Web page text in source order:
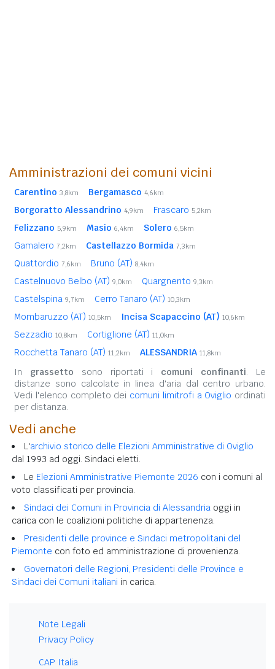
Amministrazioni dei comuni vicini
Carentino 3,8km Bergamasco 4,6km
Borgoratto Alessandrino 4,9km Frascaro 5,2km
Felizzano 5,9km Masio 6,4km Solero 6,5km
Gamalero 7,2km Castellazzo Bormida 7,3km
Quattordio 7,6km Bruno (AT) 8,4km
Castelnuovo Belbo (AT) 9,0km Quargnento 9,3km
Castelspina 9,7km Cerro Tanaro (AT) 10,3km
Mombaruzzo (AT) 10,5km Incisa Scapaccino (AT) 10,6km
Sezzadio 10,8km Cortiglione (AT) 11,0km
Rocchetta Tanaro (AT) 11,2km ALESSANDRIA 11,8km
In grassetto sono riportati i comuni confinanti. Le
distanze sono calcolate in linea d'aria dal centro urbano.
Vedi l'elenco completo dei comuni limitrofi a Oviglio ordinati
per distanza.
Vedi anche
L'archivio storico delle Elezioni Amministrative di Oviglio
dal 1993 ad oggi. Sindaci eletti.
Le Elezioni Amministrative Piemonte 2026 con i comuni al
voto classificati per provincia.
Sindaci dei Comuni in Provincia di Alessandria oggi in
carica con le coalizioni politiche di appartenenza.
Presidenti delle province e Sindaci metropolitani del
Piemonte con foto ed amministrazione di provenienza.
Governatori delle Regioni, Presidenti delle Province e
Sindaci dei Comuni italiani in carica.
Note Legali
Privacy Policy
CAP Italia